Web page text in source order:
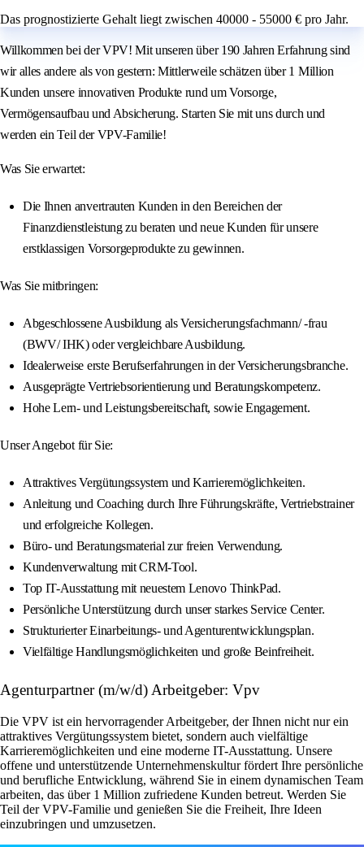
Das prognostizierte Gehalt liegt zwischen 40000 - 55000 € pro Jahr.
Willkommen bei der VPV! Mit unseren über 190 Jahren Erfahrung sind
wir alles andere als von gestern: Mittlerweile schätzen über 1 Million
Kunden unsere innovativen Produkte rund um Vorsorge,
Vermögensaufbau und Absicherung. Starten Sie mit uns durch und
werden ein Teil der VPV-Familie!
Was Sie erwartet:
Die Ihnen anvertrauten Kunden in den Bereichen der
Finanzdienstleistung zu beraten und neue Kunden für unsere
erstklassigen Vorsorgeprodukte zu gewinnen.
Was Sie mitbringen:
Abgeschlossene Ausbildung als Versicherungsfachmann/ -frau
(BWV/ IHK) oder vergleichbare Ausbildung.
Idealerweise erste Berufserfahrungen in der Versicherungsbranche.
Ausgeprägte Vertriebsorientierung und Beratungskompetenz.
Hohe Lern- und Leistungsbereitschaft, sowie Engagement.
Unser Angebot für Sie:
Attraktives Vergütungssystem und Karrieremöglichkeiten.
Anleitung und Coaching durch Ihre Führungskräfte, Vertriebstrainer
und erfolgreiche Kollegen.
Büro- und Beratungsmaterial zur freien Verwendung.
Kundenverwaltung mit CRM-Tool.
Top IT-Ausstattung mit neuestem Lenovo ThinkPad.
Persönliche Unterstützung durch unser starkes Service Center.
Strukturierter Einarbeitungs- und Agenturentwicklungsplan.
Vielfältige Handlungsmöglichkeiten und große Beinfreiheit.
Agenturpartner (m/w/d) Arbeitgeber: Vpv
Die VPV ist ein hervorragender Arbeitgeber, der Ihnen nicht nur ein
attraktives Vergütungssystem bietet, sondern auch vielfältige
Karrieremöglichkeiten und eine moderne IT-Ausstattung. Unsere
offene und unterstützende Unternehmenskultur fördert Ihre persönliche
und berufliche Entwicklung, während Sie in einem dynamischen Team
arbeiten, das über 1 Million zufriedene Kunden betreut. Werden Sie
Teil der VPV-Familie und genießen Sie die Freiheit, Ihre Ideen
einzubringen und umzusetzen.